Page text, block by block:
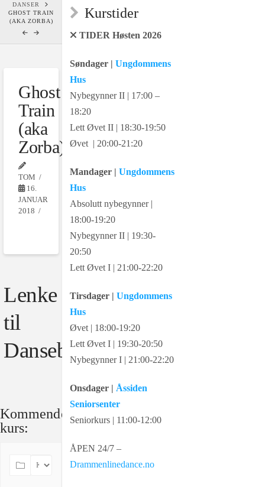
DANSER
GHOST TRAIN
(AKA ZORBA)
Ghost
Train
(aka
Zorba)
TOM
16.
JANUAR
2018
Lenke
til
Dansebeskrivelsen:
Kommende
kurs:
Kurstider
TIDER Høsten 2026
Søndager | Ungdommens
Hus
Nybegynner II | 17:00 –
18:20
Lett Øvet II | 18:30-19:50
Øvet | 20:00-21:20
Mandager | Ungdommens
Hus
Absolutt nybegynner |
18:00-19:20
Nybegynner II | 19:30-
20:50
Lett Øvet I | 21:00-22:20
Tirsdager | Ungdommens
Hus
Øvet | 18:00-19:20
Lett Øvet I | 19:30-20:50
Nybegynner I | 21:00-22:20
Onsdager | Åssiden
Seniorsenter
Seniorkurs | 11:00-12:00
ÅPEN 24/7 –
Drammenlinedance.no